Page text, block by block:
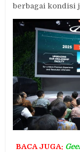
berbagai kondisi
BACA JUGA: